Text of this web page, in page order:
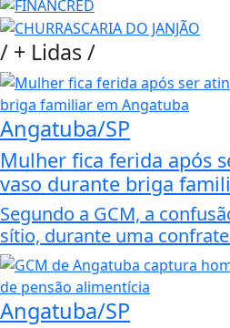
/ + Lidas/
Angatuba/SP
Mulher fica ferida após
vaso durante briga
Segundo a GCM, a
sítio, durante uma
Angatuba/SP